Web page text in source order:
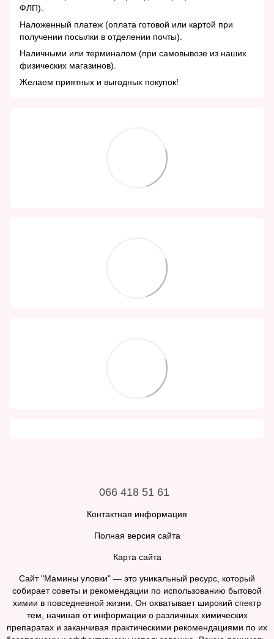
ФЛП).
Наложенный платеж (оплата готовой или картой при
получении посылки в отделении почты).
Наличными или терминалом (при самовывозе из наших
физических магазинов).
Желаем приятных и выгодных покупок!
066 418 51 61
Контактная информация
Полная версия сайта
Карта сайта
Сайт "Мамины уловки" — это уникальный ресурс, который
собирает советы и рекомендации по использованию бытовой
химии в повседневной жизни. Он охватывает широкий спектр
тем, начиная от информации о различных химических
препаратах и заканчивая практическими рекомендациями по их